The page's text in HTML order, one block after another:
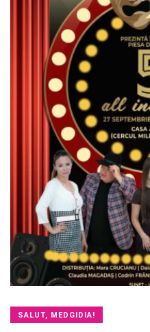
SALUT, MEDGIDIA!